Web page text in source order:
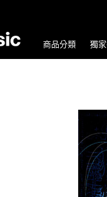
商品分類 獨